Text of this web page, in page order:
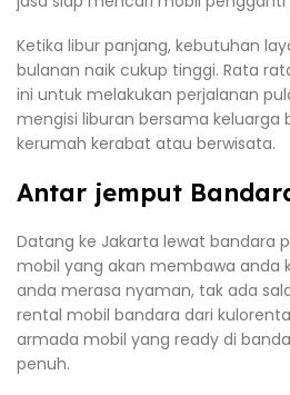
Ketika libur panjang, kebutuhan
bulanan naik cukup tinggi. Rata
ini untuk melakukan perjalanan
mengisi liburan bersama keluarga
kerumah kerabat atau berwisata.
Antar jemput
Datang ke Jakarta lewat bandara
mobil yang akan membawa anda
anda merasa nyaman, tak ada
rental mobil bandara dari
armada mobil yang ready di
penuh.